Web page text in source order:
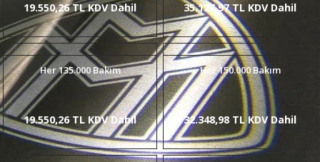
19.550,26 TL KDV Dahil 35.127,97 TL KDV Dahil
Her 135.000 Bakım
19.550,26 TL KDV Dahil
Her 150.000 Bakım
32.348,98 TL KDV Dahil